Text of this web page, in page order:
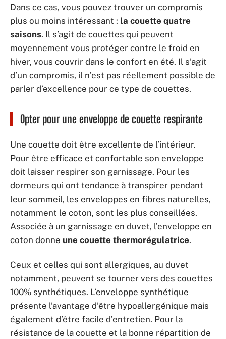
Dans ce cas, vous pouvez trouver un compromis
plus ou moins intéressant : la couette quatre
saisons. Il s’agit de couettes qui peuvent
moyennement vous protéger contre le froid en
hiver, vous couvrir dans le confort en été. Il s’agit
d’un compromis, il n’est pas réellement possible de
parler d’excellence pour ce type de couettes.
Opter pour une enveloppe de couette respirante
Une couette doit être excellente de l’intérieur.
Pour être efficace et confortable son enveloppe
doit laisser respirer son garnissage. Pour les
dormeurs qui ont tendance à transpirer pendant
leur sommeil, les enveloppes en fibres naturelles,
notamment le coton, sont les plus conseillées.
Associée à un garnissage en duvet, l’enveloppe en
coton donne une couette thermorégulatrice.
Ceux et celles qui sont allergiques, au duvet
notamment, peuvent se tourner vers des couettes
100% synthétiques. L’enveloppe synthétique
présente l’avantage d’être hypoallergénique mais
également d’être facile d’entretien. Pour la
résistance de la couette et la bonne répartition de